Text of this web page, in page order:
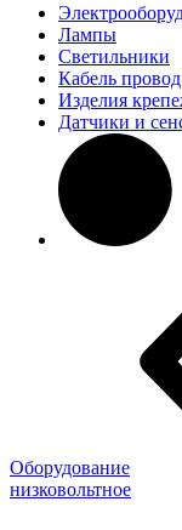
Лампы
Светильники
Кабель провод
Изделия
Датчики и
Оборудование
низковольтное